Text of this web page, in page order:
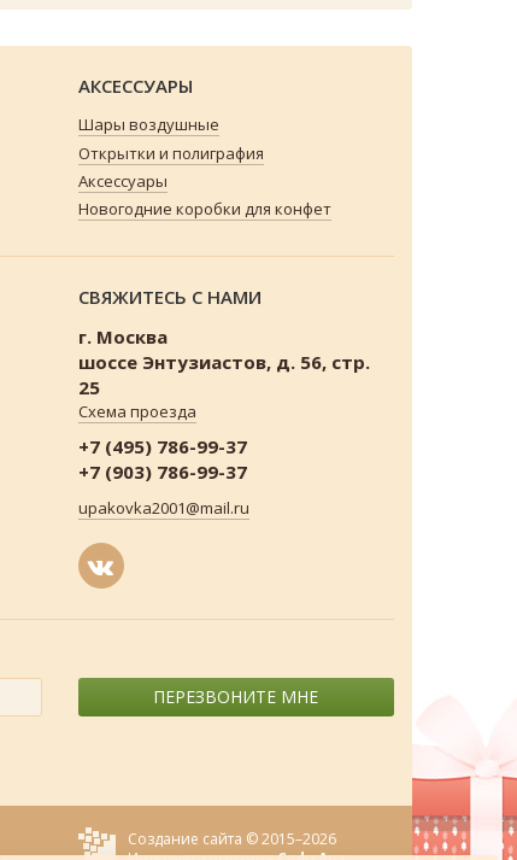
АКСЕССУАРЫ
Шары воздушные
Открытки и полиграфия
Аксессуары
Новогодние коробки для конфет
СВЯЖИТЕСЬ С НАМИ
г. Москва
шоссе Энтузиастов, д. 56, стр.
25
Схема проезда
+7 (495) 786-99-37
+7 (903) 786-99-37
upakovka2001@mail.ru
ПЕРЕЗВОНИТЕ МНЕ
Создание сайта © 2015–2026